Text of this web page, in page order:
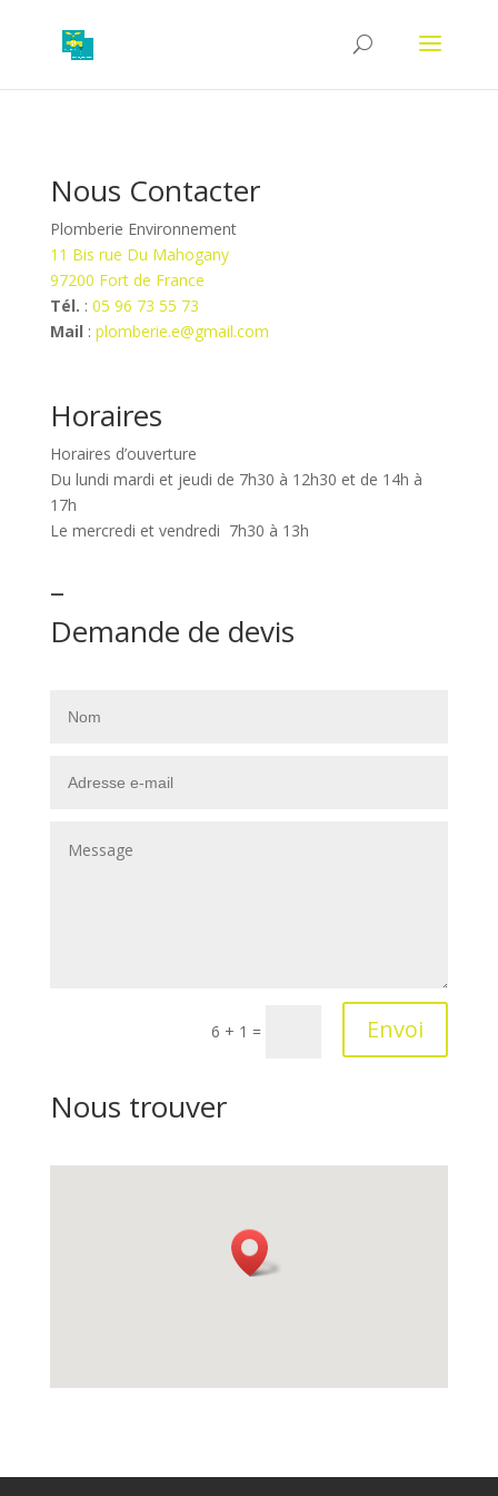
Nous Contacter
Plomberie Environnement
11 Bis rue Du Mahogany
97200 Fort de France
Tél. : 05 96 73 55 73
Mail : plomberie.e@gmail.com
Horaires
Horaires d’ouverture
Du lundi mardi et jeudi de 7h30 à 12h30 et de 14h à
17h
Le mercredi et vendredi 7h30 à 13h
–
Demande de devis
6 + 1 = Envoi
Nous trouver